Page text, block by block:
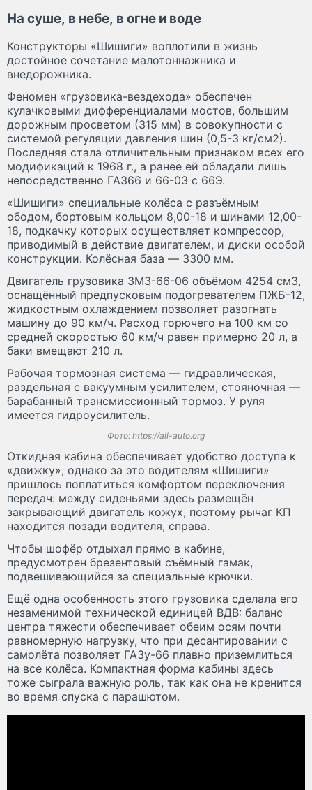
На суше, в небе, в огне и воде
Конструкторы «Шишиги» воплотили в жизнь
достойное сочетание малотоннажника и
внедорожника.
Феномен «грузовика-вездехода» обеспечен
кулачковыми дифференциалами мостов, большим
дорожным просветом (315 мм) в совокупности с
системой регуляции давления шин (0,5-3 кг/см2).
Последняя стала отличительным признаком всех его
модификаций к 1968 г., а ранее ей обладали лишь
непосредственно ГАЗ66 и 66-03 с 66Э.
«Шишиги» специальные колёса с разъёмным
ободом, бортовым кольцом 8,00-18 и шинами 12,00-
18, подкачку которых осуществляет компрессор,
приводимый в действие двигателем, и диски особой
конструкции. Колёсная база — 3300 мм.
Двигатель грузовика ЗМЗ-66-06 объёмом 4254 см3,
оснащённый предпусковым подогревателем ПЖБ-12,
жидкостным охлаждением позволяет разогнать
машину до 90 км/ч. Расход горючего на 100 км со
средней скоростью 60 км/ч равен примерно 20 л, а
баки вмещают 210 л.
Рабочая тормозная система — гидравлическая,
раздельная с вакуумным усилителем, стояночная —
барабанный трансмиссионный тормоз. У руля
имеется гидроусилитель.
Фото: https://all-auto.org
Откидная кабина обеспечивает удобство доступа к
«движку», однако за это водителям «Шишиги»
пришлось поплатиться комфортом переключения
передач: между сиденьями здесь размещён
закрывающий двигатель кожух, поэтому рычаг КП
находится позади водителя, справа.
Чтобы шофёр отдыхал прямо в кабине,
предусмотрен брезентовый съёмный гамак,
подвешивающийся за специальные крючки.
Ещё одна особенность этого грузовика сделала его
незаменимой технической единицей ВДВ: баланс
центра тяжести обеспечивает обеим осям почти
равномерную нагрузку, что при десантировании с
самолёта позволяет ГАЗу-66 плавно приземлиться
на все колёса. Компактная форма кабины здесь
тоже сыграла важную роль, так как она не кренится
во время спуска с парашютом.